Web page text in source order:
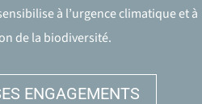
à l’urgence climatique et à
de la biodiversité.
ENGAGEMENTS